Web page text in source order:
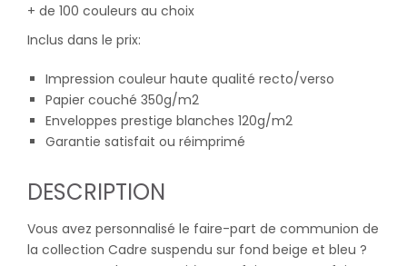
+ de 100 couleurs au choix
Inclus dans le prix:
Impression couleur haute qualité recto/verso
Papier couché 350g/m2
Enveloppes prestige blanches 120g/m2
Garantie satisfait ou réimprimé
DESCRIPTION
Vous avez personnalisé le faire-part de communion de
la collection Cadre suspendu sur fond beige et bleu ?